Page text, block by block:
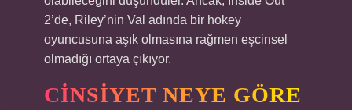
2’de, Riley’nin Val adında bir hokey
oyuncusuna aşık olmasına rağmen eşcinsel
olmadığı ortaya çıkıyor.
CINSIYET NEYE GÖRE